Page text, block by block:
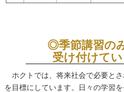
◎季節講習の
受け付けてい
ホクトでは、将来社会で必要と
を目標にしています。日々の学習